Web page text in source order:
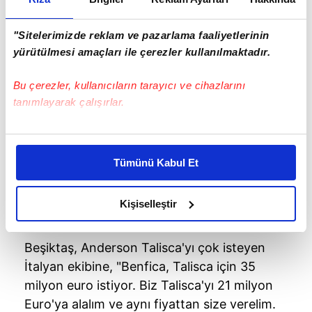
"Sitelerimizde reklam ve pazarlama faaliyetlerinin
yürütülmesi amaçları ile çerezler kullanılmaktadır.
Bu çerezler, kullanıcıların tarayıcı ve cihazlarını
tanımlayarak çalışırlar.
Bu çerezlere izin vermeniz halinde sizlere özel
daha iyi reklam deneyimi yaşatabiliriz. Bunu yaparken
amacımızın size daha iyi bir reklam deneyimi sunmak
olduğunu ve sizlere en iyi içerikleri sunabilmek adına
elimizden gelen çabayı gösterdiğimizi ve bu noktada,
reklamların maliyetlerimizi karşılamak noktasında tek gelir
kalemimiz olduğunu sizlere hatırlatmak isteriz.
Her halükârda, kullanıcılar, bu çerezlere izin vermedikleri
takdirde, kullanıcılara hedefli reklamlar
Tümünü Kabul Et
Kişiselleştir
olarak İtalyan ekibi Roma ile masaya
oturduğu ve Gerson'la takas konusunda
Beşiktaş, Anderson Talisca'yı çok isteyen
İtalyan ekibine, "Benfica, Talisca için 35
milyon euro istiyor. Biz Talisca'yı 21 milyon
Euro'ya alalım ve aynı fiyattan size verelim.